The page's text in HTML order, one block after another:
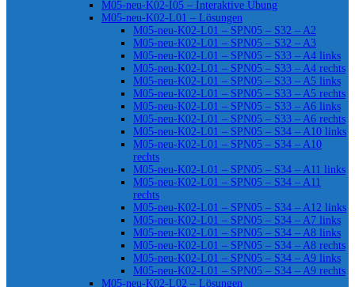
M05-neu-K02-I05 – Interaktive Übung
M05-neu-K02-L01 – Lösungen
M05-neu-K02-L01 – SPN05 – S32 – A2
M05-neu-K02-L01 – SPN05 – S32 – A3
M05-neu-K02-L01 – SPN05 – S33 – A4 links
M05-neu-K02-L01 – SPN05 – S33 – A4 rechts
M05-neu-K02-L01 – SPN05 – S33 – A5 links
M05-neu-K02-L01 – SPN05 – S33 – A5 rechts
M05-neu-K02-L01 – SPN05 – S33 – A6 links
M05-neu-K02-L01 – SPN05 – S33 – A6 rechts
M05-neu-K02-L01 – SPN05 – S34 – A10 links
M05-neu-K02-L01 – SPN05 – S34 – A10
rechts
M05-neu-K02-L01 – SPN05 – S34 – A11 links
M05-neu-K02-L01 – SPN05 – S34 – A11
rechts
M05-neu-K02-L01 – SPN05 – S34 – A12 links
M05-neu-K02-L01 – SPN05 – S34 – A7 links
M05-neu-K02-L01 – SPN05 – S34 – A8 links
M05-neu-K02-L01 – SPN05 – S34 – A8 rechts
M05-neu-K02-L01 – SPN05 – S34 – A9 links
M05-neu-K02-L01 – SPN05 – S34 – A9 rechts
M05-neu-K02-L02 – Lösungen